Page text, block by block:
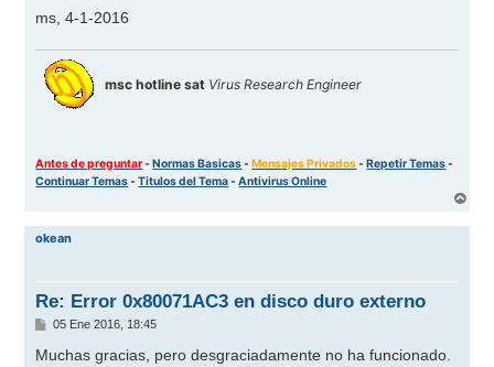
ms, 4-1-2016
msc hotline sat Virus Research Engineer
Antes de preguntar-Normas Basicas-Mensajes Privados-Repetir Temas-
Continuar Temas-Titulos del Tema-Antivirus Online
r
okean
Re: Error 0x80071AC3 en disco duro externo
M
n
05 Ene 2016, 18:45
Muchas gracias, pero desgraciadamente no ha funcionado.